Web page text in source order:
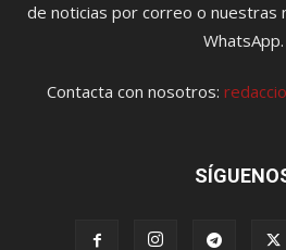
de noticias por correo o nuestras
WhatsApp.
Contacta con nosotros: